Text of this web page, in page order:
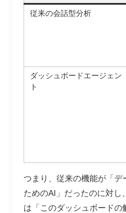
従来の会話型分析
ダッシュボードエージェン
ト
つまり、従来の機能が「デ
ためのAI」だったのに対し
は「このダッシュボード